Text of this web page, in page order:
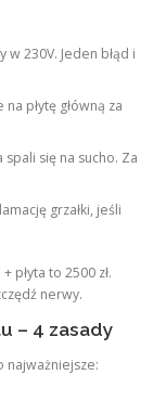
230V. Jeden błąd i
płytę główną za
spali się na sucho. Za
grzałki, jeśli
płyta to 2500 zł.
nerwy.
– 4 zasady
najważniejsze: